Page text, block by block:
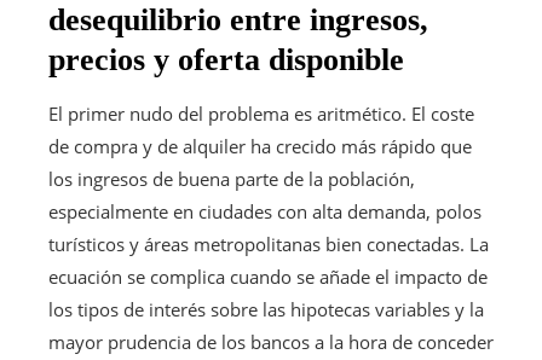
desequilibrio entre ingresos,
precios y oferta disponible
El primer nudo del problema es aritmético. El coste
de compra y de alquiler ha crecido más rápido que
los ingresos de buena parte de la población,
especialmente en ciudades con alta demanda, polos
turísticos y áreas metropolitanas bien conectadas. La
ecuación se complica cuando se añade el impacto de
los tipos de interés sobre las hipotecas variables y la
mayor prudencia de los bancos a la hora de conceder